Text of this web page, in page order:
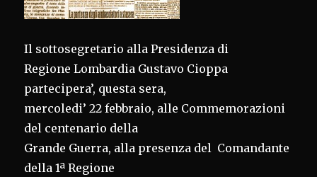
Il sottosegretario alla Presidenza di
Regione Lombardia Gustavo Cioppa
partecipera’, questa sera,
mercoledi’ 22 febbraio, alle Commemorazioni
del centenario della
Grande Guerra, alla presenza del Comandante
della 1ª Regione